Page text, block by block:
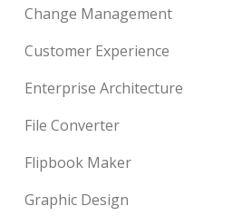
Change Management
Customer Experience
Enterprise Architecture
File Converter
Flipbook Maker
Graphic Design